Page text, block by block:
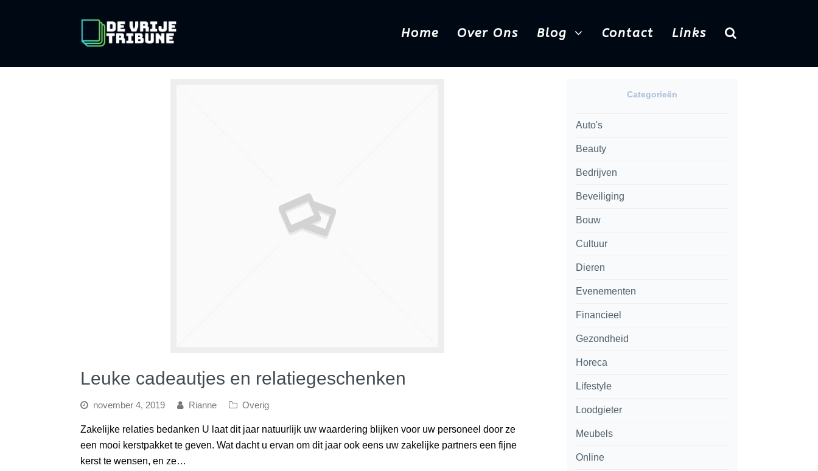
Home Over Ons Blog Contact Links
Leuke cadeautjes en relatiegeschenken
november 4, 2019 Rianne Overig
Zakelijke relaties bedanken U laat dit jaar natuurlijk uw waardering blijken voor uw personeel door ze
een mooi kerstpakket te geven. Wat dacht u ervan om dit jaar ook eens uw zakelijke partners een fijne
kerst te wensen, en ze…
Categorieën
Auto's
Beauty
Bedrijven
Beveiliging
Bouw
Cultuur
Dieren
Evenementen
Financieel
Gezondheid
Horeca
Lifestyle
Loodgieter
Meubels
Online